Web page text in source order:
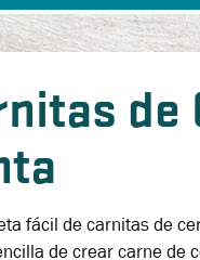
de
fácil de carnitas de
de crear carne de